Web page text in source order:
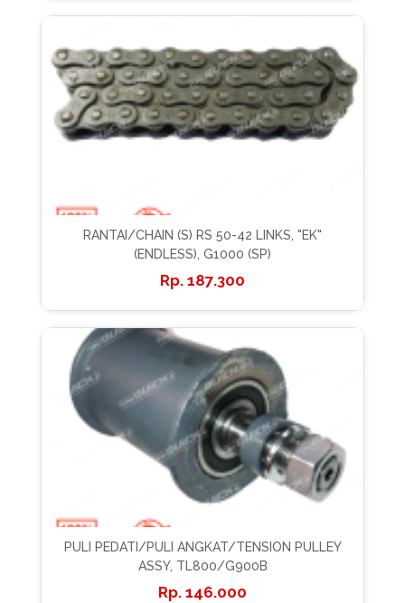
RANTAI/CHAIN (S) RS 50-42 LINKS, "EK"
(ENDLESS), G1000 (SP)
187.300
PULI PEDATI/PULI ANGKAT/TENSION PULLEY
ASSY, TL800/G900B
146.000